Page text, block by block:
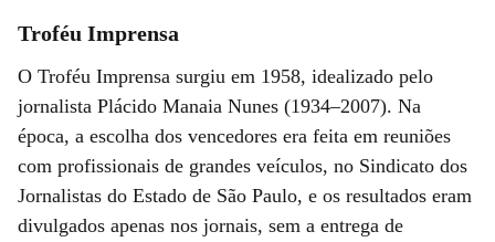
Troféu Imprensa
O Troféu Imprensa surgiu em 1958, idealizado pelo
jornalista Plácido Manaia Nunes (1934–2007). Na
época, a escolha dos vencedores era feita em reuniões
com profissionais de grandes veículos, no Sindicato dos
Jornalistas do Estado de São Paulo, e os resultados eram
divulgados apenas nos jornais, sem a entrega de